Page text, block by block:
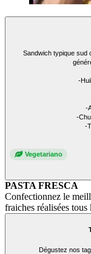
Sandwich typique sud
-
-
-
-
Vegetariano
PASTA FRESCA
Confectionnez le
fraiches réalisées
Dégustez nos